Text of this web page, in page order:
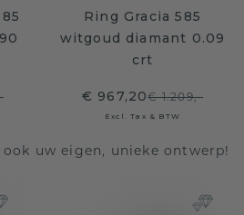
Ring Gracia 585
witgoud diamant 0.09
crt
€ 967,20€ 1.209,-
Excl. Tax & BTW
uw eigen, unieke ontwerp!